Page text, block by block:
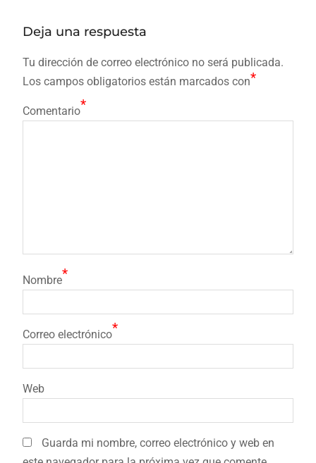
Deja una respuesta
Tu dirección de correo electrónico no será publicada.
Los campos obligatorios están marcados con*
Comentario*
Nombre*
Correo electrónico*
Web
Guarda mi nombre, correo electrónico y web en